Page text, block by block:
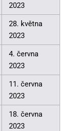
2023
28. května
2023
4. června
2023
11. června
2023
18. června
2023